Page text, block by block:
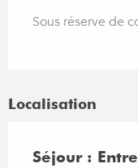
Sous réserve de
Localisation
Séjour :